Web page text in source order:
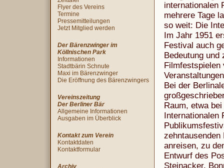
internationalen
mehrere Tage
so weit: Die
Im Jahr 1951
Festival auch
Bedeutung und
Filmfestspielen
Bei der
Raum, etwa
Internationalen
zehntausenden
anreisen, zu
Entwurf des
Steinacker,
Flyer des Vereins
Termine
Pressemitteilungen
Jetzt Mitglied werden
Der Bärenzwinger im
Köllnischen Park
Informationen
Stadtbärin Schnute
Maxi im Bärenzwinger
Die Eröffnung des Bärenzwingers
Vereinszeitung
Der Berliner Bär
Allgemeine Informationen
Ausgaben im Überblick
Kontakt zum Verein
Kontaktdaten
Kontaktformular
Archiv